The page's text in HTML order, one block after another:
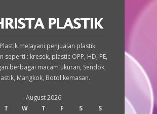
melayani penjualan plastik
seperti : kresek, plastic OPP, HD, PE,
berbagai macam ukuran, Sendok,
Mangkok, Botol kemasan.
August 2026
T W T F S
S